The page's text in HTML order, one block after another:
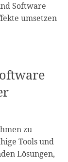
Software
umsetzen
zu
Tools und
Lösungen,